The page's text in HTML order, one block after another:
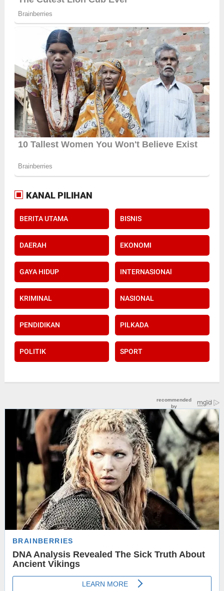
KANAL PILIHAN
BERITA UTAMA BISNIS
DAERAH EKONOMI
GAYA HIDUP INTERNASIONAl
KRIMINAL NASIONAL
PENDIDIKAN PILKADA
POLITIK SPORT